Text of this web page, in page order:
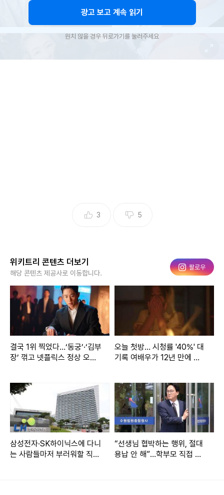
뺏길 수 있다는 관측을 중국 언론이 제기했다. 서희원의 갑작
스럽게 사망한 까닭에 남겨진 자녀들의 미래와 양육권 문제가
더욱 복잡해질 수 있는 셈이다.
광고 보고 계속 읽기
원치 않을 경우 뒤로가기를 눌러주세요
3 5
위키트리 콘텐츠 더보기
해당 콘텐츠 제공사로 이동합니다.
팔로우
결국 1위 찍었다…‘동궁’·‘김부
장’ 꺾고 넷플릭스 정상 오른
오늘 첫방… 시청률 '40%' 대
기록 여배우가 12년 만에 선
삼성전자·SK하이닉스에 다니
는 사람들마저 부러워할 직원
“선생님 협박하는 행위, 절대
용납 안 해”…학부모 직접 고